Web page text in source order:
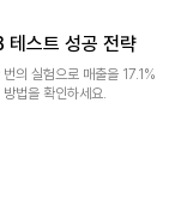
테스트 성공 전략
의 실험으로 매출을 17.1%
법을 확인하세요.